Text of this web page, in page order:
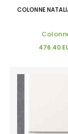
COLONNE
476.40